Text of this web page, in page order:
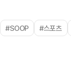
#SOOP #스포츠